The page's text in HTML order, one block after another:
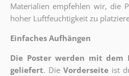
Materialien empfehlen wir, die
hoher Luftfeuchtigkeit zu
Einfaches Aufhängen
Die Poster werden mit dem
geliefert. Die Vorderseite ist